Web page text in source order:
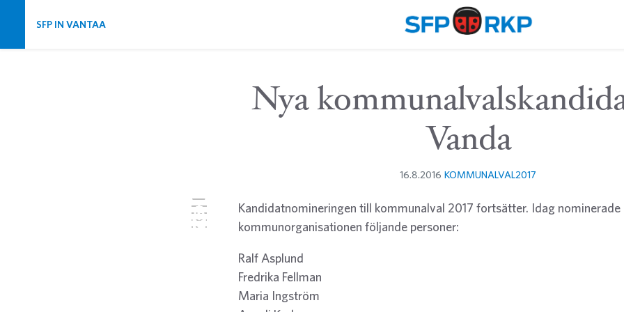
SFP IN VANTAA
Nya
Vanda
16.8.2016 KOMMUNALVAL2017
Kandidatnomineringen till kommunalval 2017 fortsätter. Idag nominerade
kommunorganisationen följande personer:
Ralf Asplund
Fredrika Fellman
Maria Ingström
Twitter
Facebook
LinkedIn
Email
WhatsApp